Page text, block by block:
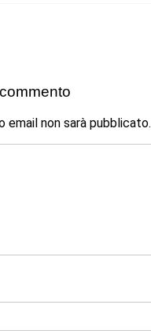
email non sarà pubblicato.